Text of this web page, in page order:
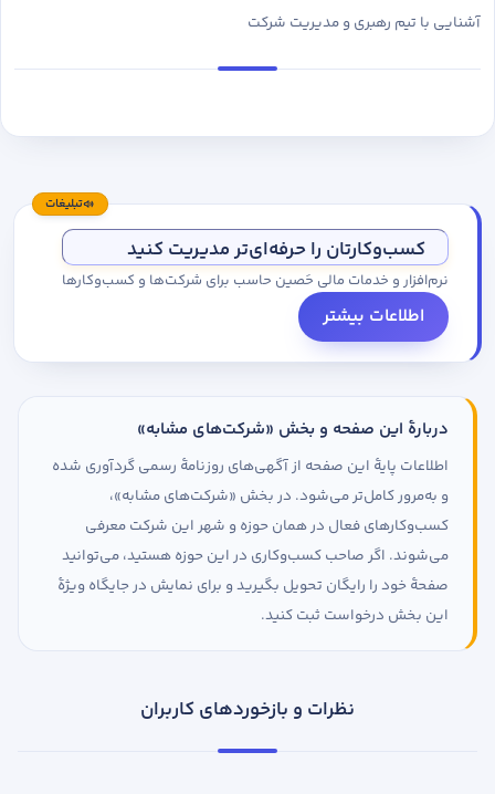
آشنایی با تیم رهبری و مدیریت شرکت
تبلیغات
کسب‌وکارتان را حرفه‌ای‌تر مدیریت کنید
نرم‌افزار و خدمات مالی حَصین حاسب برای شرکت‌ها و کسب‌وکارها
اطلاعات بیشتر
دربارهٔ این صفحه و بخش «شرکت‌های مشابه»
اطلاعات پایهٔ این صفحه از آگهی‌های روزنامهٔ رسمی گردآوری شده
و به‌مرور کامل‌تر می‌شود. در بخش «شرکت‌های مشابه»،
کسب‌وکارهای فعال در همان حوزه و شهر این شرکت معرفی
می‌شوند. اگر صاحب کسب‌وکاری در این حوزه هستید، می‌توانید
صفحهٔ خود را رایگان تحویل بگیرید و برای نمایش در جایگاه ویژهٔ
این بخش درخواست ثبت کنید.
نظرات و بازخوردهای کاربران